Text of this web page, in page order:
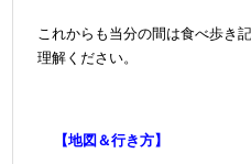
これからも当分の間は食べ歩き
理解ください。
【地図＆行き方】